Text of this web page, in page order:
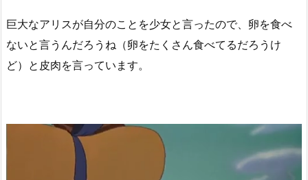
巨大なアリスが自分のことを少女と言ったので、卵を食べ
ないと言うんだろうね（卵をたくさん食べてるだろうけ
ど）と皮肉を言っています。